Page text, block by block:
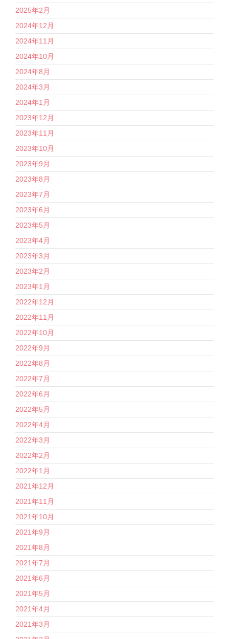
2025年2月
2024年12月
2024年11月
2024年10月
2024年8月
2024年3月
2024年1月
2023年12月
2023年11月
2023年10月
2023年9月
2023年8月
2023年7月
2023年6月
2023年5月
2023年4月
2023年3月
2023年2月
2023年1月
2022年12月
2022年11月
2022年10月
2022年9月
2022年8月
2022年7月
2022年6月
2022年5月
2022年4月
2022年3月
2022年2月
2022年1月
2021年12月
2021年11月
2021年10月
2021年9月
2021年8月
2021年7月
2021年6月
2021年5月
2021年4月
2021年3月